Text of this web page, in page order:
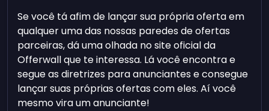
Se você tá afim de lançar sua própria oferta em
qualquer uma das nossas paredes de ofertas
parceiras, dá uma olhada no site oficial da
Offerwall que te interessa. Lá você encontra e
segue as diretrizes para anunciantes e consegue
lançar suas próprias ofertas com eles. Aí você
mesmo vira um anunciante!